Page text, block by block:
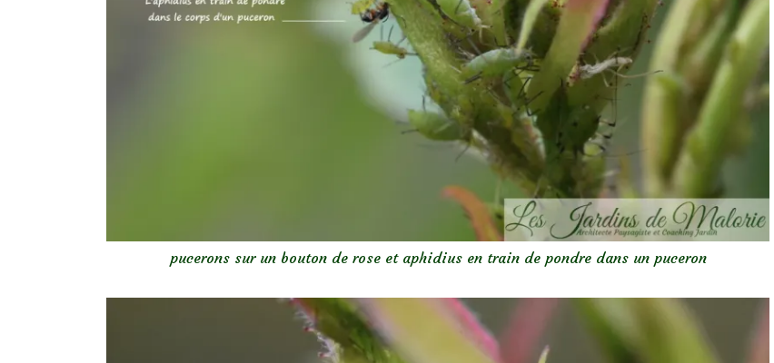
pucerons sur un bouton de rose et aphidius en train de pondre dans un puceron